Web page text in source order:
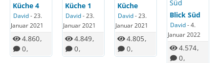
Küche 4
David-23.
Januar 2021
4.860
0
Küche 1
David-23.
Januar 2021
4.849
0
Küche
David-23.
Januar 2021
4.805
0
Blick Süd
David-4.
Januar 2022
4.574
0